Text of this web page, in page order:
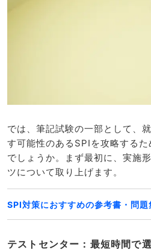
では、筆記試験の一部として、
す可能性のあるSPIを攻略する
でしょうか。まず最初に、実施
ツについて取り上げます。
SPI対策におすすめの参考書・問題
テストセンター：最短時間で